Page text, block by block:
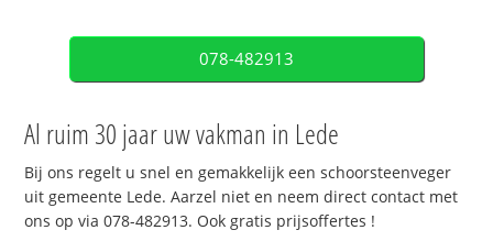
078-482913
Al ruim 30 jaar uw vakman in Lede
Bij ons regelt u snel en gemakkelijk een schoorsteenveger
uit gemeente Lede. Aarzel niet en neem direct contact met
ons op via 078-482913. Ook gratis prijsoffertes !